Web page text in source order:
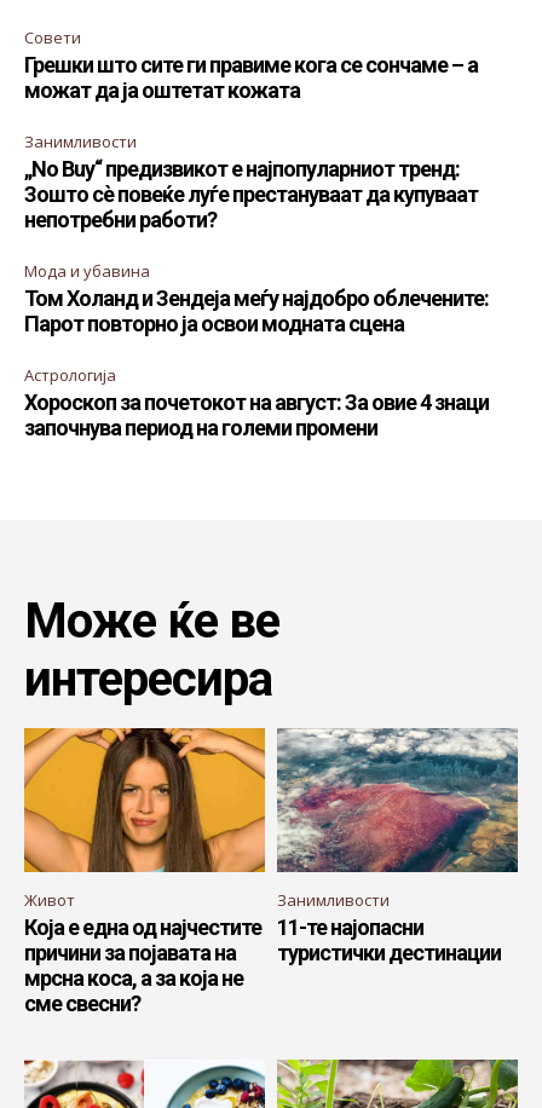
Совети
Грешки што сите ги правиме кога се сончаме – а
можат да ја оштетат кожата
Занимливости
„No Buy“ предизвикот е најпопуларниот тренд:
Зошто сè повеќе луѓе престануваат да купуваат
непотребни работи?
Мода и убавина
Том Холанд и Зендеја меѓу најдобро облечените:
Парот повторно ја освои модната сцена
Астрологија
Хороскоп за почетокот на август: За овие 4 знаци
започнува период на големи промени
Може ќе ве
интересира
Живот
Која е една од најчестите
причини за појавата на
мрсна коса, а за која не
сме свесни?
Занимливости
11-те најопасни
туристички дестинации